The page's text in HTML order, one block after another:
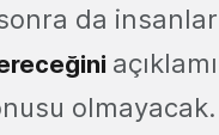
da